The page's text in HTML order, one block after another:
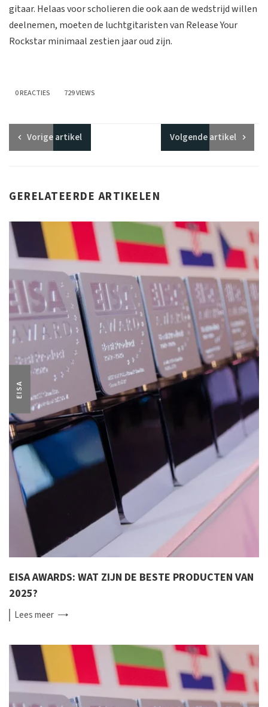
gitaar. Helaas voor scholieren die ook aan de wedstrijd willen
deelnemen, moeten de luchtgitaristen van Release Your
Rockstar minimaal zestien jaar oud zijn.
0 REACTIES 729 VIEWS
Vorigeartikel Volgendeartikel
GERELATEERDE ARTIKELEN
EISA
EISA AWARDS: WAT ZIJN DE BESTE PRODUCTEN VAN
2025?
Leesmeer